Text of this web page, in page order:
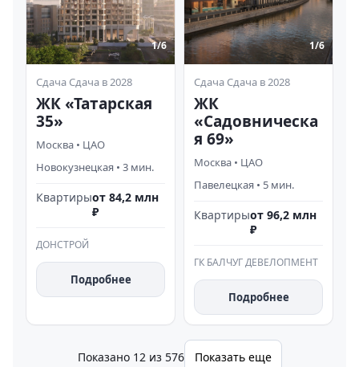
1/6
Сдача Сдача в 2028
ЖК «Татарская
35»
Москва • ЦАО
Новокузнецкая • 3 мин.
Квартирыот 84,2 млн
₽
ДОНСТРОЙ
Подробнее
1/6
Сдача Сдача в 2028
ЖК
«Садовническа
я 69»
Москва • ЦАО
Павелецкая • 5 мин.
Квартирыот 96,2 млн
₽
ГК БАЛЧУГ ДЕВЕЛОПМЕНТ
Подробнее
Показано 12из 576 Показать еще